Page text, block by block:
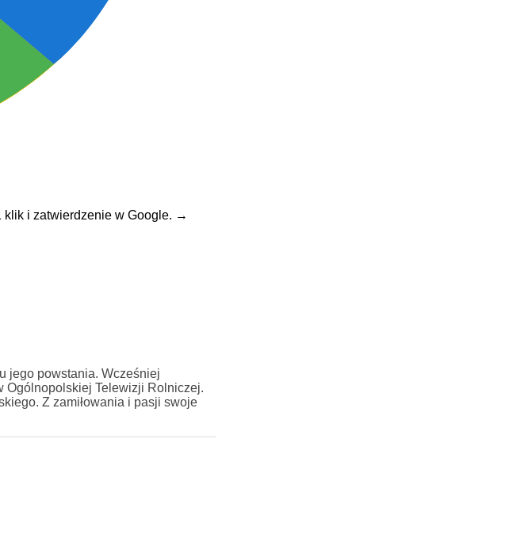
i zatwierdzenie w Google. →
jego powstania. Wcześniej
Ogólnopolskiej Telewizji Rolniczej.
Z zamiłowania i pasji swoje